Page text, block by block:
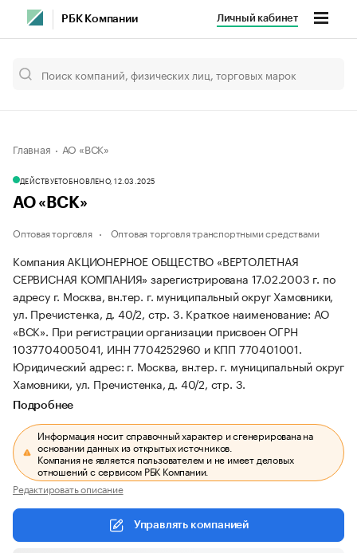
РБК Компании Личный кабинет
Главная АО «ВСК»
ДЕЙСТВУЕТОБНОВЛЕНО, 12.03.2025
АО «ВСК»
Оптовая торговля Оптовая торговля транспортными средствами
Компания АКЦИОНЕРНОЕ ОБЩЕСТВО «ВЕРТОЛЕТНАЯ
СЕРВИСНАЯ КОМПАНИЯ» зарегистрирована 17.02.2003 г. по
адресу г. Москва, вн.тер. г. муниципальный округ Хамовники,
ул. Пречистенка, д. 40/2, стр. 3. Краткое наименование: АО
«ВСК». При регистрации организации присвоен ОГРН
1037704005041, ИНН 7704252960 и КПП 770401001.
Юридический адрес: г. Москва, вн.тер. г. муниципальный округ
Хамовники, ул. Пречистенка, д. 40/2, стр. 3.
Подробнее
Информация носит справочный характер и сгенерирована на
основании данных из открытых источников.
Компания не является пользователем и не имеет деловых
отношений с сервисом РБК Компании.
Редактировать описание
Управлять компанией